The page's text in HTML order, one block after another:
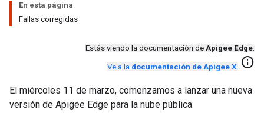
En esta página
Fallas corregidas
Estás viendo la documentación de Apigee Edge.
Ve a la documentación de Apigee X. info
El miércoles 11 de marzo, comenzamos a lanzar una nueva
versión de Apigee Edge para la nube pública.